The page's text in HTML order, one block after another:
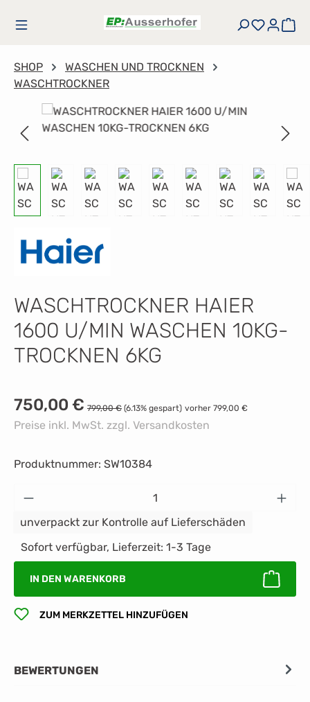
Zum Hauptinhalt springen
Du hast
SHOP
WASCHEN UND TROCKNEN
WASCHTROCKNER
Bildergalerie überspringen
WASCHTROCKNER HAIER
1600 U/MIN WASCHEN 10KG-
TROCKNEN 6KG
Verkaufspreis:
750,00 € Regulärer Preis:
799,00 € (6.13% gespart) vorher 799,00 €
Preise inkl. MwSt. zzgl. Versandkosten
Produktnummer: SW10384
Produkt Anzahl: Gib den gewünschten
unverpackt zur Kontrolle auf Lieferschäden
Sofort verfügbar, Lieferzeit: 1-3 Tage
IN DEN WARENKORB
ZUM MERKZETTEL HINZUFÜGEN
BEWERTUNGEN